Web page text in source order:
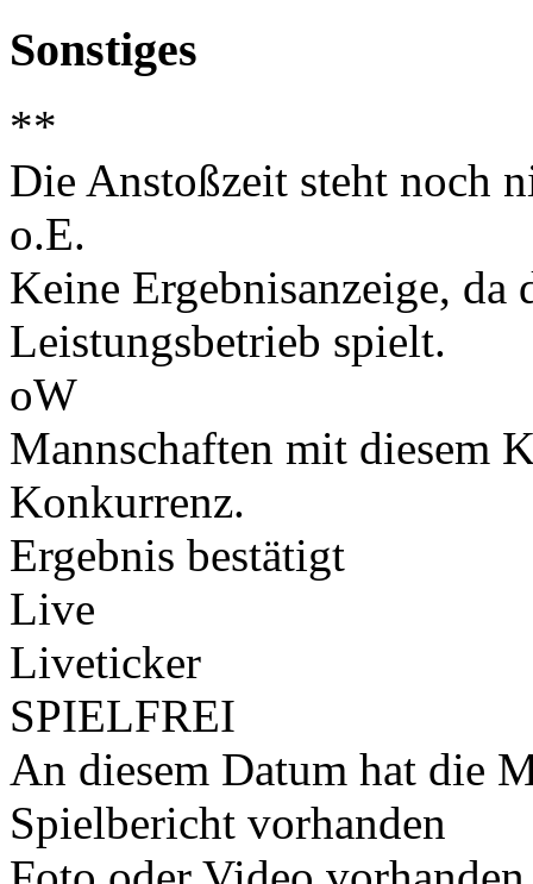
Sonstiges
**
Die Anstoßzeit steht noch
o.E.
Keine Ergebnisanzeige,
Leistungsbetrieb spielt.
oW
Mannschaften mit diesem
Konkurrenz.
Ergebnis bestätigt
Live
Liveticker
SPIELFREI
An diesem Datum hat die
Spielbericht vorhanden